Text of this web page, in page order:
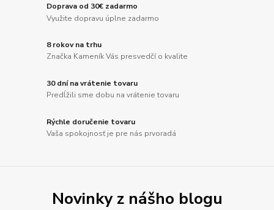
Doprava od 30€ zadarmo
Využite dopravu úplne zadarmo
8 rokov na trhu
Značka Kameník Vás presvedčí o kvalite
30 dní na vrátenie tovaru
Predĺžili sme dobu na vrátenie tovaru
Rýchle doručenie tovaru
Vaša spokojnosť je pre nás prvoradá
Novinky z nášho blogu